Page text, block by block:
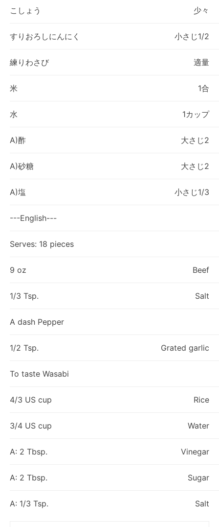
こしょう 少々
すりおろしにんにく 小さじ1/2
練りわさび 適量
米 1合
水 1カップ
A)酢 大さじ2
A)砂糖 大さじ2
A)塩 小さじ1/3
---English---
Serves: 18 pieces
9 oz Beef
1/3 Tsp. Salt
A dash Pepper
1/2 Tsp. Grated garlic
To taste Wasabi
4/3 US cup Rice
3/4 US cup Water
A: 2 Tbsp. Vinegar
A: 2 Tbsp. Sugar
A: 1/3 Tsp. Salt